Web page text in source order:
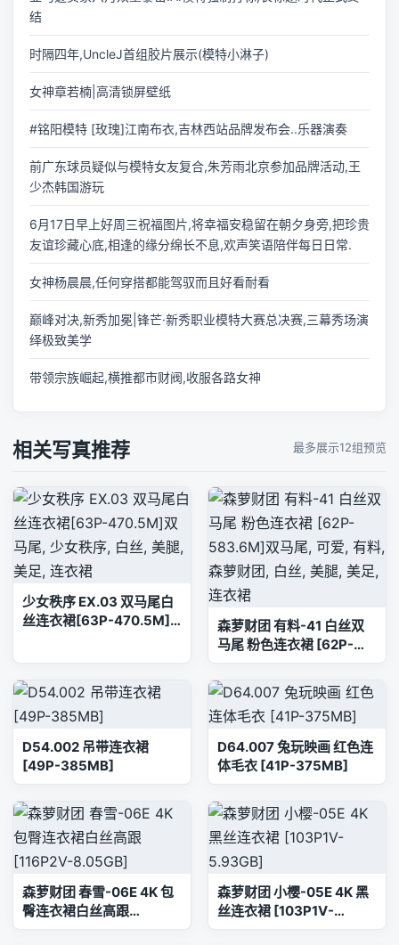
结
时隔四年,UncleJ首组胶片展示(模特小淋子)
女神章若楠|高清锁屏壁纸
#铭阳模特 [玫瑰]江南布衣,吉林西站品牌发布会..乐器演奏
前广东球员疑似与模特女友复合,朱芳雨北京参加品牌活动,王
少杰韩国游玩
6月17日早上好周三祝福图片,将幸福安稳留在朝夕身旁,把珍贵
友谊珍藏心底,相逢的缘分绵长不息,欢声笑语陪伴每日日常.
女神杨晨晨,任何穿搭都能驾驭而且好看耐看
巅峰对决,新秀加冕|锋芒·新秀职业模特大赛总决赛,三幕秀场演
绎极致美学
带领宗族崛起,横推都市财阀,收服各路女神
相关写真推荐 最多展示12组预览
少女秩序 EX.03 双马尾白
丝连衣裙[63P-470.5M]
森萝财团 有料-41 白丝双
马尾 粉色连衣裙 [62P-
583.6M]双马尾, 可爱, 有
料, 森萝财团, 白丝, 美腿,
美足, 连衣裙
D54.002 吊带连衣裙
[49P-385MB]
D64.007 兔玩映画 红色连
体毛衣 [41P-375MB]
森萝财团 春雪-06E 4K 包
臀连衣裙白丝高跟
[116P2V-8.05GB]
森萝财团 小樱-05E 4K 黑
丝连衣裙 [103P1V-
5.93GB]